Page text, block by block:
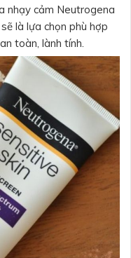
nhạy cảm Neutrogena
là lựa chọn phù hợp
toàn, lành tính.